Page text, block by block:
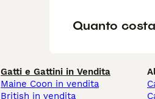
Quanto
Gatti e Gattini in Vendita
Maine Coon in vendita
British in vendita